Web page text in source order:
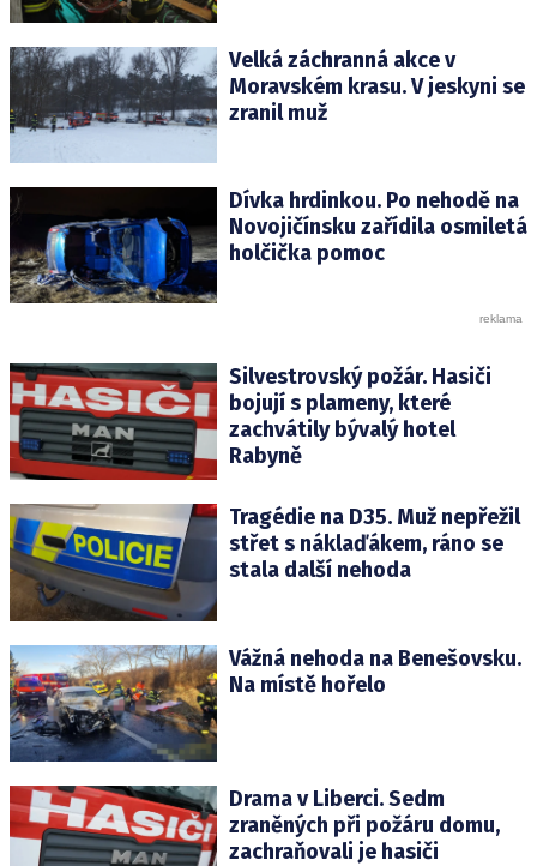
Velká záchranná akce v
Moravském krasu. V jeskyni se
zranil muž
Dívka hrdinkou. Po nehodě na
Novojičínsku zařídila osmiletá
holčička pomoc
Silvestrovský požár. Hasiči
bojují s plameny, které
zachvátily bývalý hotel
Rabyně
Tragédie na D35. Muž nepřežil
střet s náklaďákem, ráno se
stala další nehoda
Vážná nehoda na Benešovsku.
Na místě hořelo
Drama v Liberci. Sedm
zraněných při požáru domu,
zachraňovali je hasiči